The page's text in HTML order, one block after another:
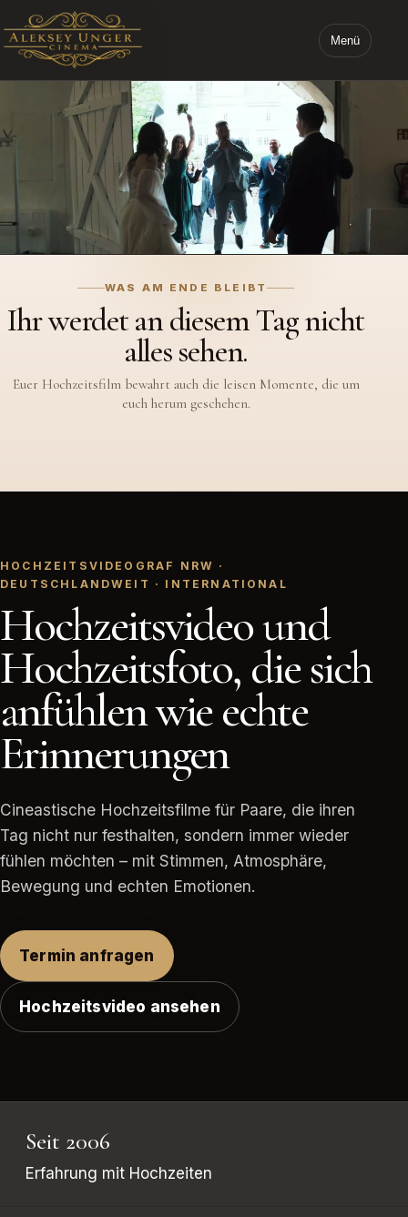
STARTSEITE ALEKSEY UNGER CINEMA Menü
WAS AM ENDE BLEIBT
Ihr werdet an diesem Tag nicht
alles sehen.
Euer Hochzeitsfilm bewahrt auch die leisen Momente, die um
euch herum geschehen.
HOCHZEITSVIDEOGRAF NRW ·
DEUTSCHLANDWEIT · INTERNATIONAL
Hochzeitsvideo und
Hochzeitsfoto, die sich
anfühlen wie echte
Erinnerungen
Cineastische Hochzeitsfilme für Paare, die ihren
Tag nicht nur festhalten, sondern immer wieder
fühlen möchten – mit Stimmen, Atmosphäre,
Bewegung und echten Emotionen.
Termin anfragen
Hochzeitsvideo ansehen
Seit 2006
Erfahrung mit Hochzeiten